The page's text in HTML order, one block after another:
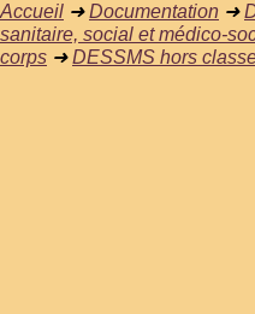
Accueil ➜Documentation ➜
sanitaire, social et médico-
corps ➜DESSMS hors